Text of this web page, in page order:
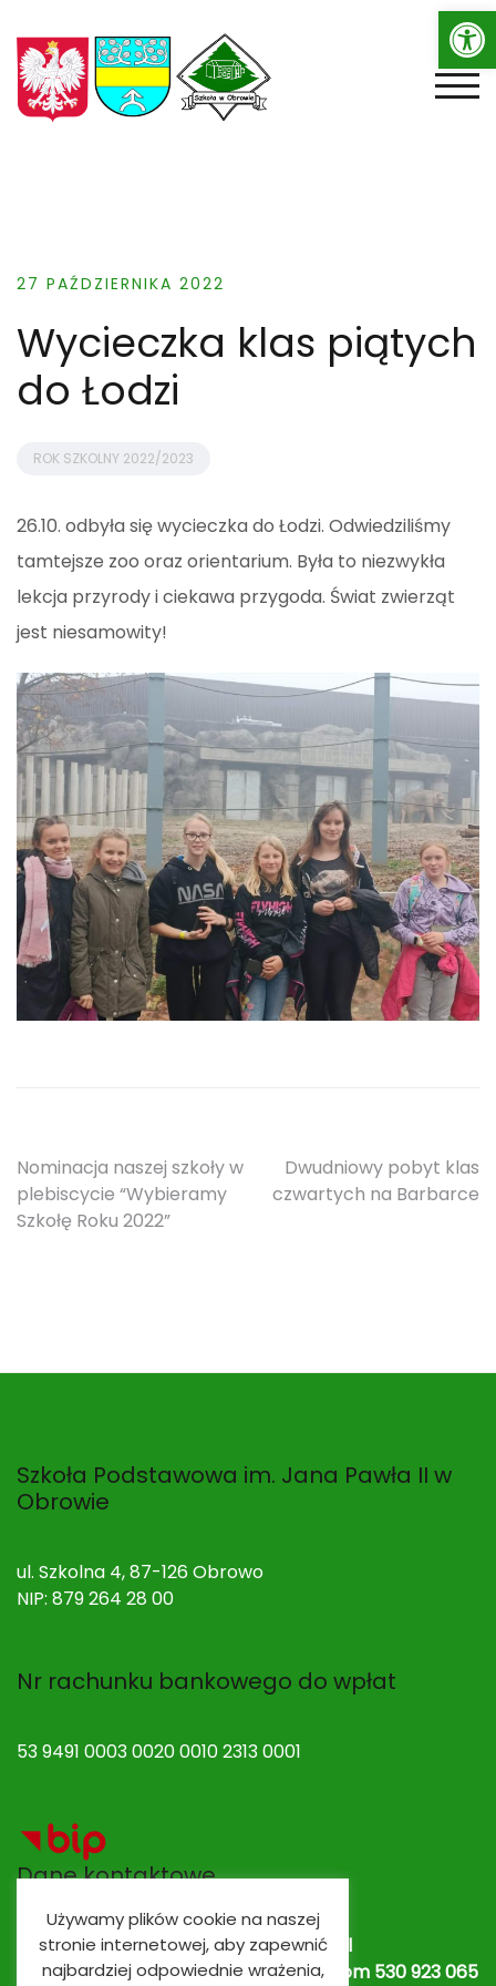
to
content
27 PAŹDZIERNIKA 2022
Wycieczka klas piątych
do Łodzi
ROK SZKOLNY 2022/2023
26.10. odbyła się wycieczka do Łodzi. Odwiedziliśmy
tamtejsze zoo oraz orientarium. Była to niezwykła
lekcja przyrody i ciekawa przygoda. Świat zwierząt
jest niesamowity!
Nawigacja
wpisu
Nominacja naszej szkoły w
plebiscycie “Wybieramy
Szkołę Roku 2022”
Dwudniowy pobyt klas
czwartych na Barbarce
Szkoła Podstawowa im. Jana Pawła II w
Obrowie
ul. Szkolna 4, 87-126 Obrowo
NIP: 879 264 28 00
Nr rachunku bankowego do wpłat
53 9491 0003 0020 0010 2313 0001
Dane kontaktowe
Adres e-mail:spobrowo@spobrowo.pl
Nr telefonu / fax:(56) 674 70 30 tel. kom 530 923 065
Używamy plików cookie na naszej
stronie internetowej, aby zapewnić
najbardziej odpowiednie wrażenia,